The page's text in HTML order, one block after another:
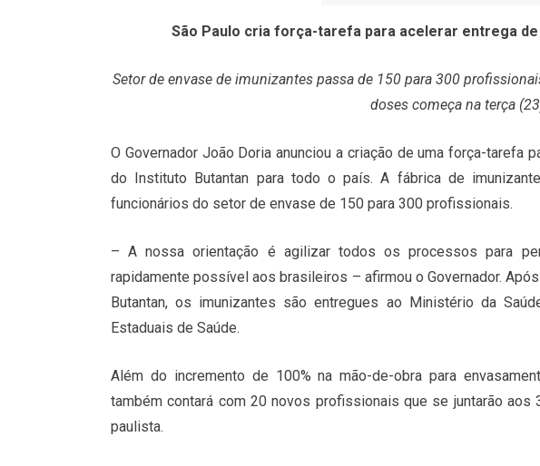
São Paulo cria força-tarefa para acelerar entrega de
Setor de envase de imunizantes passa de 150 para 300
doses começa na terça
O Governador João Doria anunciou a criação de uma força-tarefa
do Instituto Butantan para todo o país. A fábrica de
funcionários do setor de envase de 150 para 300 profissionais.
– A nossa orientação é agilizar todos os processos para
rapidamente possível aos brasileiros – afirmou o Governador.
Butantan, os imunizantes são entregues ao Ministério da
Estaduais de Saúde.
Além do incremento de 100% na mão-de-obra para
também contará com 20 novos profissionais que se juntarão aos
paulista.